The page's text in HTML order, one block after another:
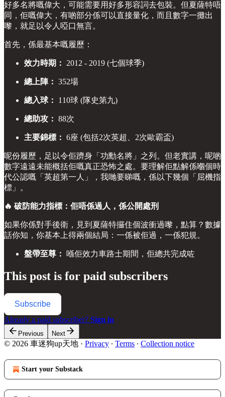
好多名將嘅偉大，可能需要用好多形容詞去包裝。但夏薩特唔
同，佢嘅偉大，有啲部分係可以直接量化，而且數字一攤出
嚟，就足以令人啞口無言。
首先，係最基本嘅履歷：
效力時期： 2012 - 2019 (七個球季)
總上陣： 352場
總入球： 110球 (隊史第九)
總助攻： 88次
主要錦標： 6座 (包括2次英超、2次歐霸盃)
呢份履歷，足以令佢躋身「功勳名將」之列。但老實講，呢啲
數字遠遠未能概括佢嘅真正恐怖之處。要理解佢點解係嗰個時
代公認嘅「英超第一人」，我哋要睇嘅，係以下幾個「屈機指
標」。
🔥 破防能力指標：佢唔係過人，係公開處刑
如果你係對手後衛，見到夏薩特攞住個波衝過嚟，點算？數據
話你知，你基本上得兩個結局：一係被佢過，一係犯規。
盤帶至尊： 喺佢效力車路士期間，佢總共完成咗
This post is for paid subscribers
Subscribe
Already a paid subscriber? Sign in
Previous Next
© 2026 車迷狗up天地 · Privacy ∙ Terms ∙ Collection notice
Start your Substack